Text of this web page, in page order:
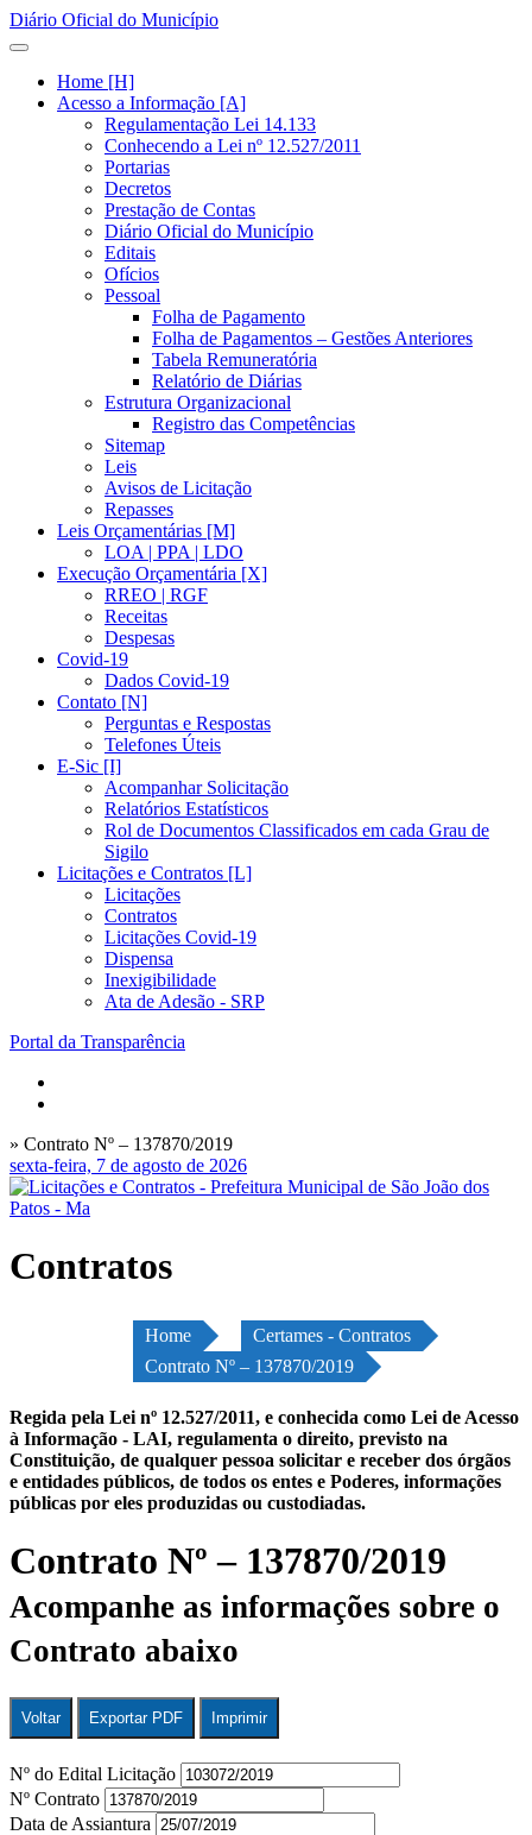
Diário Oficial do Município
Home [H]
Acesso a Informação [A]
Regulamentação Lei 14.133
Conhecendo a Lei nº 12.527/2011
Portarias
Decretos
Prestação de Contas
Diário Oficial do Município
Editais
Ofícios
Pessoal
Folha de Pagamento
Folha de Pagamentos – Gestões Anteriores
Tabela Remuneratória
Relatório de Diárias
Estrutura Organizacional
Registro das Competências
Sitemap
Leis
Avisos de Licitação
Repasses
Leis Orçamentárias [M]
LOA | PPA | LDO
Execução Orçamentária [X]
RREO | RGF
Receitas
Despesas
Covid-19
Dados Covid-19
Contato [N]
Perguntas e Respostas
Telefones Úteis
E-Sic [I]
Acompanhar Solicitação
Relatórios Estatísticos
Rol de Documentos Classificados em cada Grau de
Sigilo
Licitações e Contratos [L]
Licitações
Contratos
Licitações Covid-19
Dispensa
Inexigibilidade
Ata de Adesão - SRP
Portal da Transparência
» Contrato Nº – 137870/2019
sexta-feira, 7 de agosto de 2026
Contratos
Home
Certames - Contratos
Contrato Nº – 137870/2019
Regida pela Lei nº 12.527/2011, e conhecida como Lei de Acesso
à Informação - LAI, regulamenta o direito, previsto na
Constituição, de qualquer pessoa solicitar e receber dos órgãos
e entidades públicos, de todos os entes e Poderes, informações
públicas por eles produzidas ou custodiadas.
Contrato Nº – 137870/2019
Acompanhe as informações sobre o
Contrato abaixo
Voltar Exportar PDF Imprimir
Nº do Edital Licitação
Nº Contrato
Data de Assiantura